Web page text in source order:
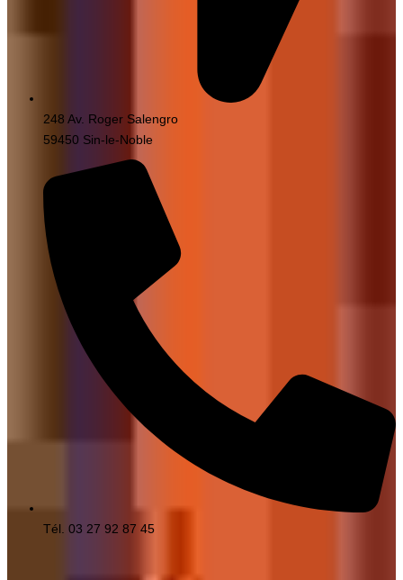
248 Av. Roger Salengro
59450 Sin-le-Noble
Tél. 03 27 92 87 45